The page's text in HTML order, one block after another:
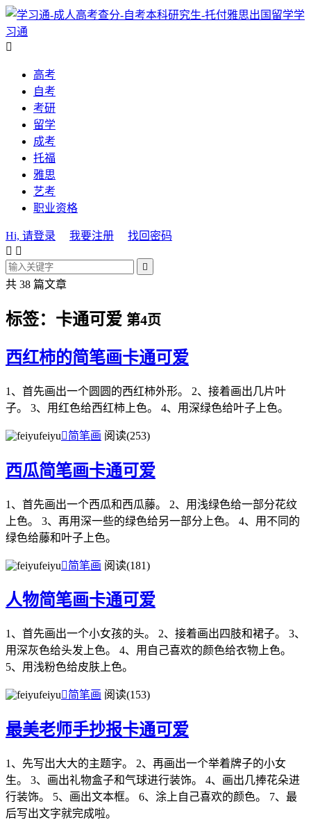
学
习通

高考
自考
考研
留学
成考
托福
雅思
艺考
职业资格
Hi, 请登录 我要注册
找回密码
 

共 38 篇文章
标签：卡通可爱 第4页
西红柿的简笔画卡通可爱
1、首先画出一个圆圆的西红柿外形。 2、接着画出几片叶
子。 3、用红色给西红柿上色。 4、用深绿色给叶子上色。
feiyu简笔画 阅读(253)
西瓜简笔画卡通可爱
1、首先画出一个西瓜和西瓜藤。 2、用浅绿色给一部分花纹
上色。 3、再用深一些的绿色给另一部分上色。 4、用不同的
绿色给藤和叶子上色。
feiyu简笔画 阅读(181)
人物简笔画卡通可爱
1、首先画出一个小女孩的头。 2、接着画出四肢和裙子。 3、
用深灰色给头发上色。 4、用自己喜欢的颜色给衣物上色。
5、用浅粉色给皮肤上色。
feiyu简笔画 阅读(153)
最美老师手抄报卡通可爱
1、先写出大大的主题字。 2、再画出一个举着牌子的小女
生。 3、画出礼物盒子和气球进行装饰。 4、画出几捧花朵进
行装饰。 5、画出文本框。 6、涂上自己喜欢的颜色。 7、最
后写出文字就完成啦。